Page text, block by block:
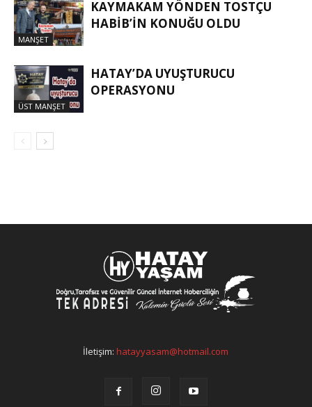
MANŞET
KAYMAKAM YÖNDEN TOSTÇU
HABIB’IN KONUĞU OLDU
ÜST MANŞET
HATAY’DA UYUŞTURUCU
OPERASYONU
İletişim:hatayyasam@hotmail.com